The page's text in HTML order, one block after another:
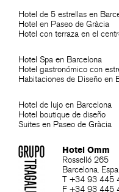
Hotel de 5 estrellas en
Hotel en Paseo de Gràcia
Hotel con terraza en el
Hotel Spa en Barcelona
Hotel gastronómico con
Habitaciones de Diseño en
Hotel de lujo en Barcelona
Hotel boutique de diseño
Suites en Paseo de Gràcia
Hotel Omm
Rosselló 265
Barcelona.
T +34 93 445
F +34 93 445